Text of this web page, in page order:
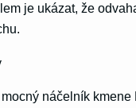
je ukázat, že
náčelník kmene